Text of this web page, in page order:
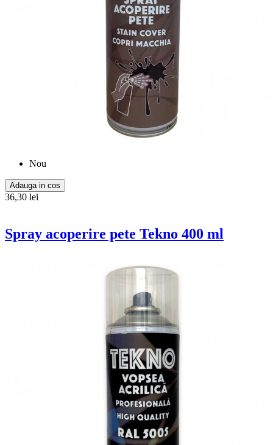
Nou
Adauga in cos
36,30 lei
Spray acoperire pete Tekno 400 ml